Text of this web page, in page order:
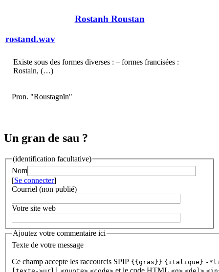
Rostanh Roustan
rostand.wav
Existe sous des formes diverses : – formes francisées :
Rostain, (…)
Pron. "Roustagnïn"
Un gran de sau ?
(identification facultative)
Nom
[Se connecter]
Courriel (non publié)
Votre site web
Ajoutez votre commentaire ici
Texte de votre message
Ce champ accepte les raccourcis SPIP {{gras}} {italique} -
et le code HTML